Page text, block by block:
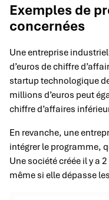
Exemples de
concernées
Une entreprise
d’euros de chiffre
startup technologique
millions d’euros peut
chiffre d’affaires
En revanche, une
intégrer le programme,
Une société créée il y a
même si elle dépasse